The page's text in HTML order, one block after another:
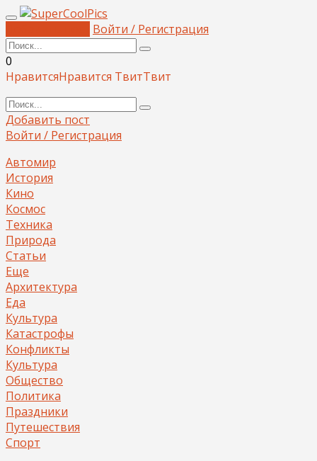
Войти / Регистрация
0
НравитсяНравится ТвитТвит
Добавить пост
Войти / Регистрация
Автомир
История
Кино
Космос
Техника
Природа
Статьи
Еще
Архитектура
Еда
Культура
Катастрофы
Конфликты
Культура
Общество
Политика
Праздники
Путешествия
Спорт